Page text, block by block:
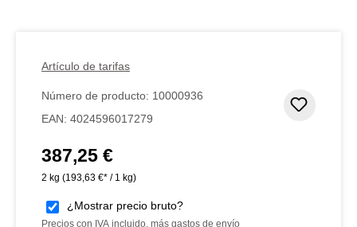
Artículo de tarifas
Número de producto: 10000936
EAN: 4024596017279
Precio normal:
387,25 €
2 kg (193,63 €* / 1 kg)
¿Mostrar precio bruto?
Precios con IVA incluido, más gastos de envío